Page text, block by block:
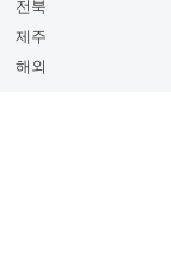
전북
제주
해외